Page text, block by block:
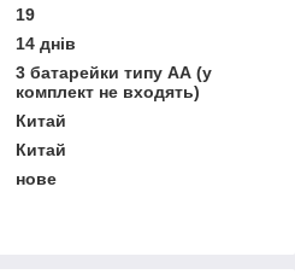
19
14 днів
3 батарейки типу АА (у
комплект не входять)
Китай
Китай
нове